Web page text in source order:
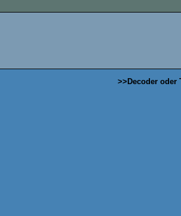
>>Decoder oder